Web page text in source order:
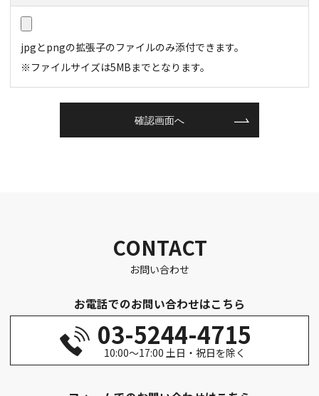
jpgとpngの拡張子のファイルのみ添付​できます。
※ファイルサイズは5MBまでとなります。
CONTACT
お問い合わせ
お電話でのお問い合わせはこちら
03-5244-4715
10:00～17:00 土日・祝日を除く